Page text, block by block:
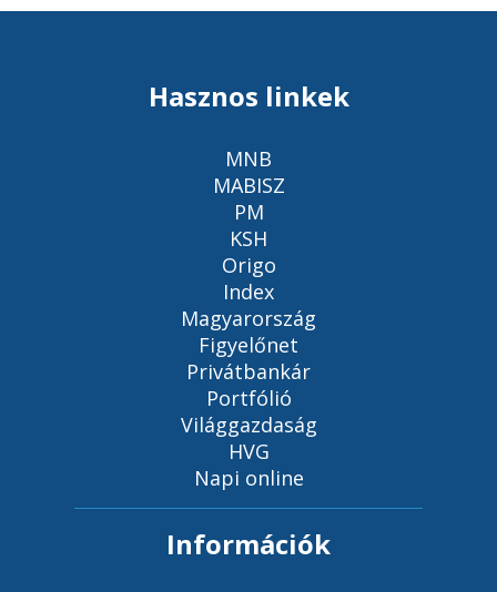
Hasznos linkek
MNB
MABISZ
PM
KSH
Origo
Index
Magyarország
Figyelőnet
Privátbankár
Portfólió
Világgazdaság
HVG
Napi online
Információk